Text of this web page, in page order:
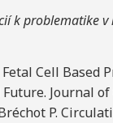
k problematike
Fetal Cell Based
Journal
P.